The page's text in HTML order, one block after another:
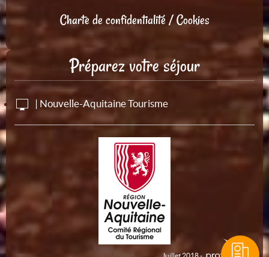
Charte de confidentialité / Cookies
Préparez votre séjour
| Nouvelle-Aquitaine Tourisme